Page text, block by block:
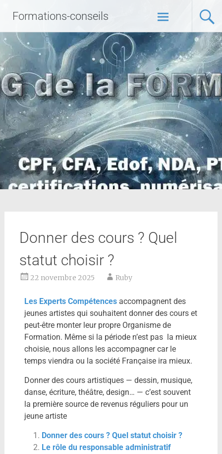
Formations-conseils
Donner des cours ? Quel
statut choisir ?
22 novembre 2025 Ruby
Les Experts Compétencesaccompagnent des
jeunes artistes qui souhaitent donner des cours et
peut-être monter leur propre Organisme de
Formation. Même si la période n’est pas la mieux
choisie, nous allons les accompagner car le
temps viendra ou la société Française ira mieux.
Donner des cours artistiques — dessin, musique,
danse, écriture, théâtre, design… — c’est souvent
la première source de revenus réguliers pour un
jeune artiste
Donner des cours ? Quel statut choisir ?
Le rôle du responsable administratif